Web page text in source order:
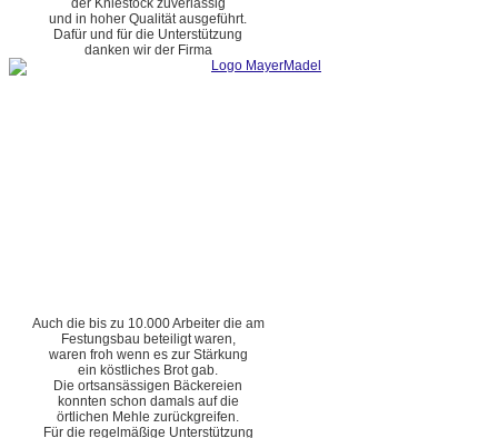
der Kniestock zuverlässig
und in hoher Qualität ausgeführt.
Dafür und für die Unterstützung
danken wir der Firma
Auch die bis zu 10.000 Arbeiter die am
Festungsbau beteiligt waren,
waren froh wenn es zur Stärkung
ein köstliches Brot gab.
Die ortsansässigen Bäckereien
konnten schon damals auf die
örtlichen Mehle zurückgreifen.
Für die regelmäßige Unterstützung